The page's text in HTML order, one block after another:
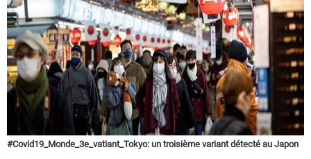
#Covid19_Monde_3e_vatiant_Tokyo: un troisième variant détecté au Japon